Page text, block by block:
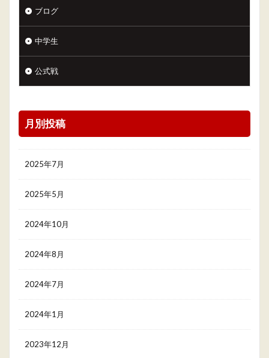
ブログ
中学生
公式戦
月別投稿
2025年7月
2025年5月
2024年10月
2024年8月
2024年7月
2024年1月
2023年12月